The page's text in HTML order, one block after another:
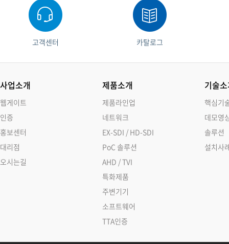
고객센터 카탈로그
사업소개
웹게이트
인증
홍보센터
대리점
오시는길
제품소개
제품라인업
네트워크
EX-SDI / HD-SDI
PoC 솔루션
AHD / TVI
특화제품
주변기기
소프트웨어
TTA인증
기술
핵심기
데모영
솔루션
설치사